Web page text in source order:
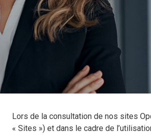
Lors de la consultation de nos sites
« Sites ») et dans le cadre de